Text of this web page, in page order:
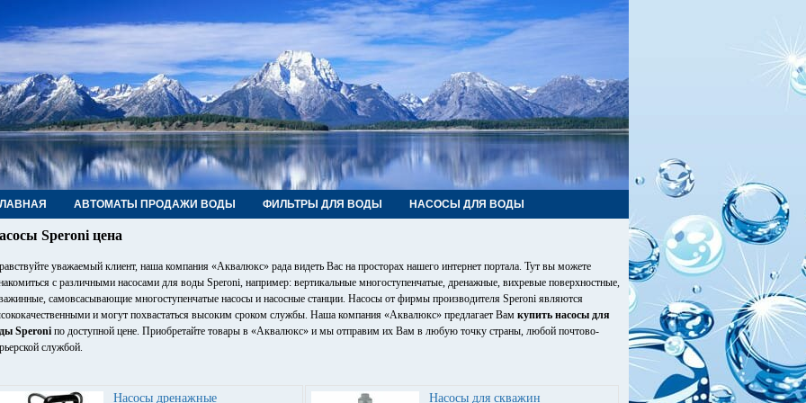
АВТОМАТЫ ПРОДАЖИ ВОДЫ ФИЛЬТРЫ ДЛЯ ВОДЫ НАСОСЫ ДЛЯ ВОДЫ
ФИТИНГИ, КРАНЫ
Speroni цена
уважаемый клиент, наша компания «Аквалюкс» рада видеть Вас на просторах нашего интернет портала. Тут вы можете
с различными насосами для воды Speroni, например: вертикальные многоступенчатые, дренажные, вихревые поверхностные,
самовсасывающие многоступенчатые насосы и насосные станции. Насосы от фирмы производителя Speroni являются
и могут похвастаться высоким сроком службы. Наша компания «Аквалюкс» предлагает Вам купить насосы для
Speroni по доступной цене. Приобретайте товары в «Аквалюкс» и мы отправим их Вам в любую точку страны, любой почтово-
службой.
Насосы дренажные Насосы для скважин